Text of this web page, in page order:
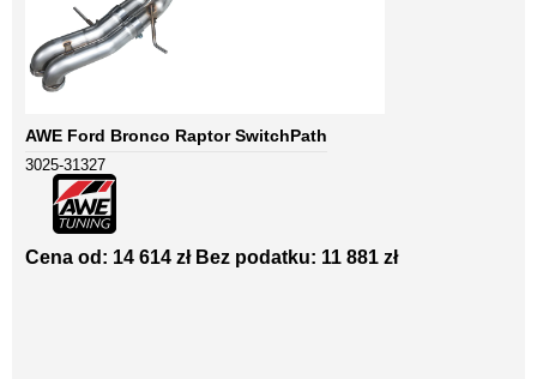
AWE Ford Bronco Raptor SwitchPath
3025-31327
Cena od: 14 614 zł Bez podatku: 11 881 zł